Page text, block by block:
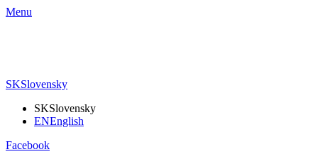
Menu
SKSlovensky
SKSlovensky
ENEnglish
Facebook